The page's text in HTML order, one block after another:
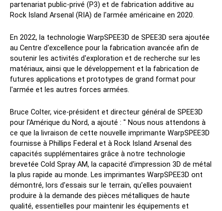
Suivez-nous
X Facebook LinkedIn YouTube
partenariat public-privé (P3) et de fabrication additive au
Rock Island Arsenal (RIA) de l'armée américaine en 2020.
En 2022, la technologie WarpSPEE3D de SPEE3D sera ajoutée
au Centre d'excellence pour la fabrication avancée afin de
soutenir les activités d'exploration et de recherche sur les
matériaux, ainsi que le développement et la fabrication de
futures applications et prototypes de grand format pour
l'armée et les autres forces armées.
Bruce Colter, vice-président et directeur général de SPEE3D
pour l'Amérique du Nord, a ajouté : " Nous nous attendons à
ce que la livraison de cette nouvelle imprimante WarpSPEE3D
fournisse à Phillips Federal et à Rock Island Arsenal des
capacités supplémentaires grâce à notre technologie
brevetée Cold Spray AM, la capacité d'impression 3D de métal
la plus rapide au monde. Les imprimantes WarpSPEE3D ont
démontré, lors d'essais sur le terrain, qu'elles pouvaient
produire à la demande des pièces métalliques de haute
qualité, essentielles pour maintenir les équipements et